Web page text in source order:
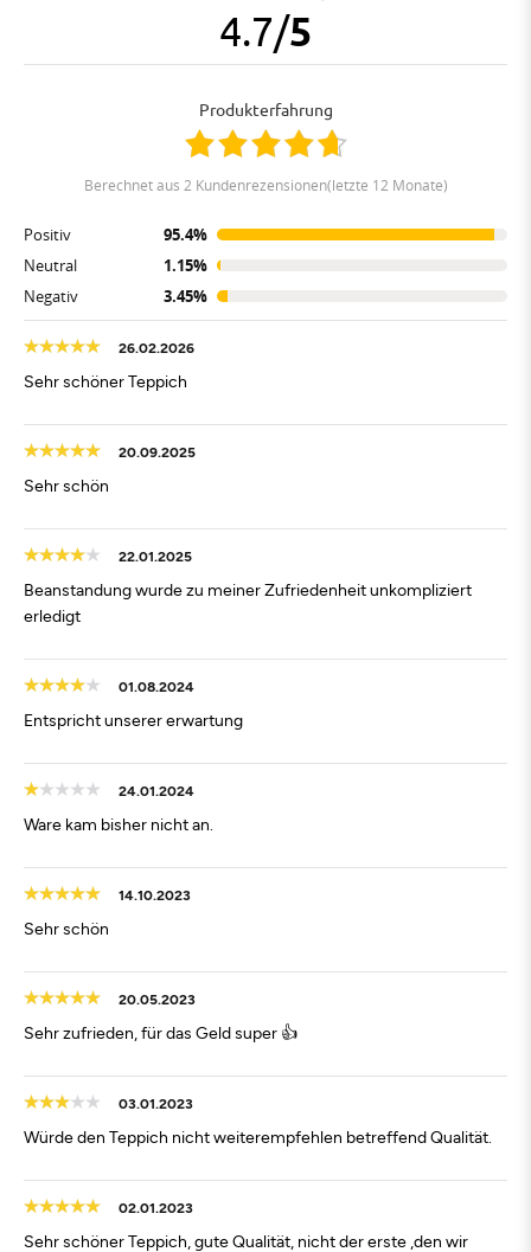
4.7/5
Produkterfahrung
berechnet aus 2 Kundenrezensionen(letzte 12 Monate)
Positiv
95.4%
Neutral
1.15%
Negativ
3.45%
26.02.2026
Sehr schöner Teppich
20.09.2025
Sehr schön
22.01.2025
Beanstandung wurde zu meiner Zufriedenheit unkompliziert
erledigt
01.08.2024
Entspricht unserer erwartung
24.01.2024
Ware kam bisher nicht an.
14.10.2023
Sehr schön
20.05.2023
Sehr zufrieden, für das Geld super 👍
03.01.2023
Würde den Teppich nicht weiterempfehlen betreffend Qualität.
02.01.2023
Sehr schöner Teppich, gute Qualität, nicht der erste ,den wir